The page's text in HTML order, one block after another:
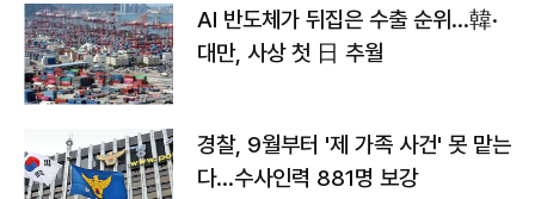
AI 반도체가 뒤집은 수출 순위…韓·
대만, 사상 첫 日 추월
경찰, 9월부터 '제 가족 사건' 못 맡는
다…수사인력 881명 보강